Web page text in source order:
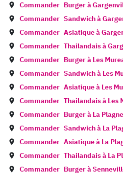
Commander Burger à
Commander Sandwich à
Commander Asiatique à
Commander Thailandais à
Commander Burger à Les
Commander Sandwich à Les
Commander Asiatique à Les
Commander Thailandais à Les
Commander Burger à La Plagne
Commander Sandwich à La
Commander Asiatique à La
Commander Thailandais à La
Commander Burger à